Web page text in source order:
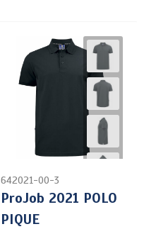
642021-00-3
ProJob 2021 POLO
PIQUE